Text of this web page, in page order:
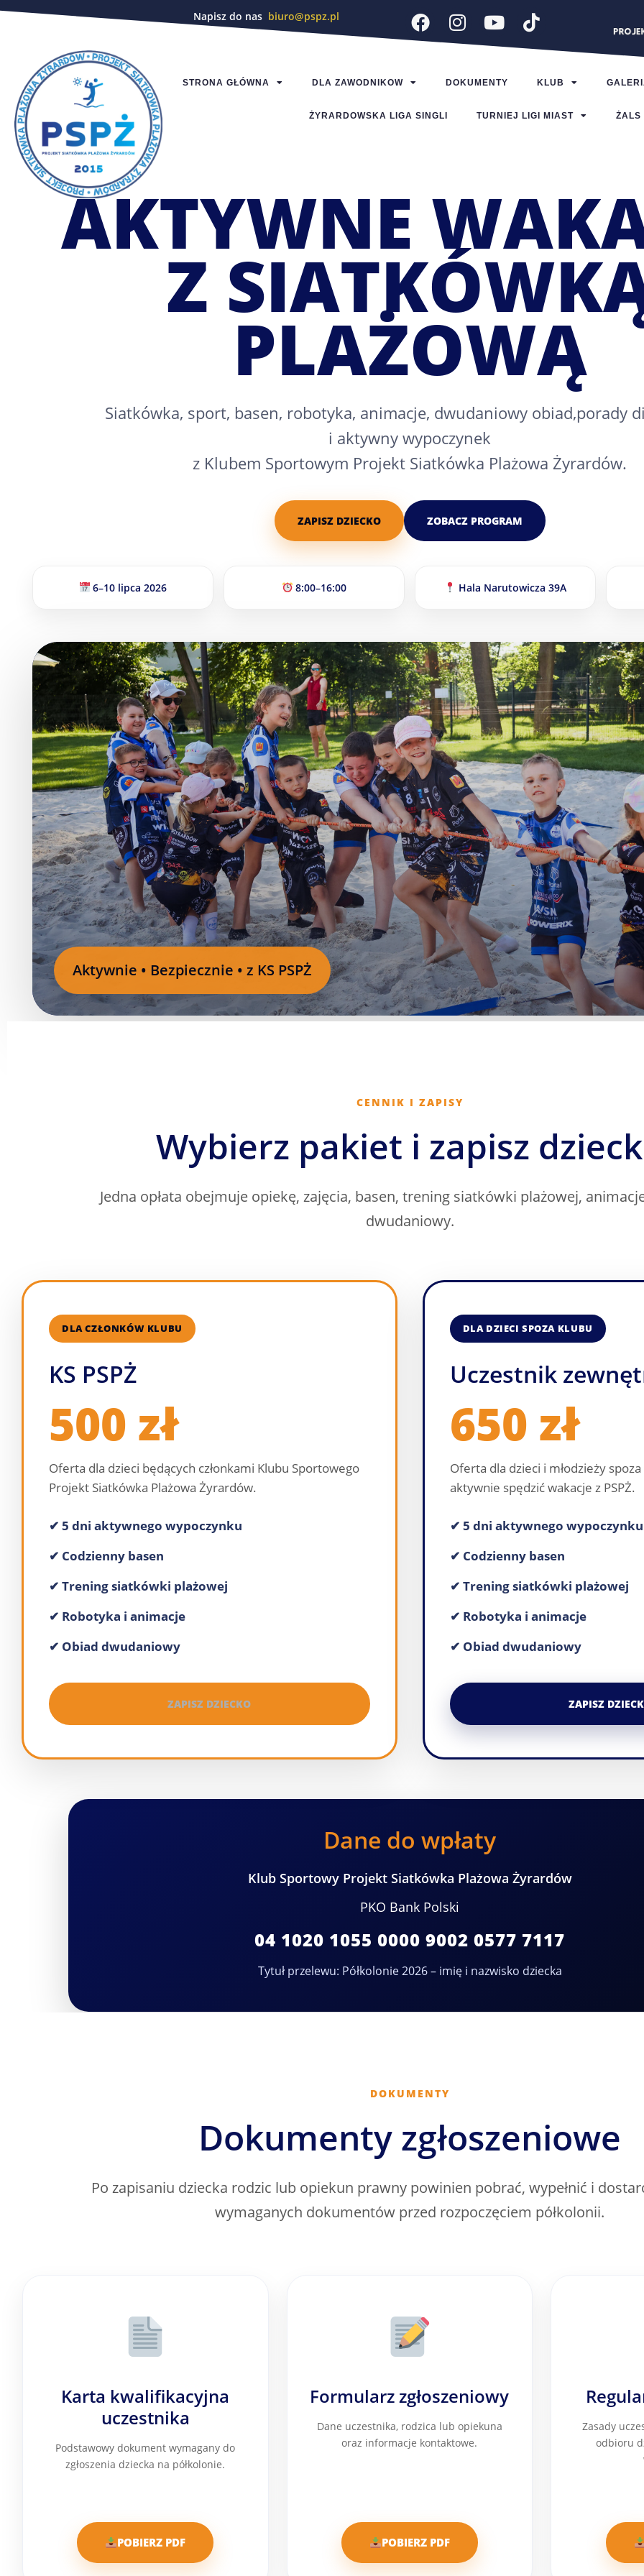
Napisz do nas biuro@pspz.pl
STRONA GŁÓWNA DLA ZAWODNIKOW DOKUMENTY KLUB
ŻYRARDOWSKA LIGA SINGLI TURNIEJ LIGI MIAST ŻALS
AKTYWNE
Z
PLAŻOWĄ
Siatkówka, sport, basen, robotyka, animacje, dwudaniowy obiad,porady
i aktywny wypoczynek
z Klubem Sportowym Projekt Siatkówka Plażowa Żyrardów.
ZAPISZ DZIECKO ZOBACZ PROGRAM
6–10 lipca 2026 8:00–16:00 Hala Narutowicza 39A
Aktywnie • Bezpiecznie • z KS PSPŻ
CENNIK I ZAPISY
Wybierz pakiet i zapisz
Jedna opłata obejmuje opiekę, zajęcia, basen, trening siatkówki plażowej,
dwudaniowy.
DLA CZŁONKÓW KLUBU
KS PSPŻ
500 zł
Oferta dla dzieci będących członkami Klubu Sportowego
Projekt Siatkówka Plażowa Żyrardów.
✔ 5 dni aktywnego wypoczynku
✔ Codzienny basen
✔ Trening siatkówki plażowej
✔ Robotyka i animacje
✔ Obiad dwudaniowy
ZAPISZ DZIECKO
DLA DZIECI SPOZA KLUBU
Uczestnik
650 zł
Oferta dla dzieci i młodzieży
aktywnie spędzić wakacje z PSPŻ.
✔ 5 dni aktywnego wypoczynku
✔ Codzienny basen
✔ Trening siatkówki plażowej
✔ Robotyka i animacje
✔ Obiad dwudaniowy
ZAPISZ
Dane do wpłaty
Klub Sportowy Projekt Siatkówka Plażowa Żyrardów
PKO Bank Polski
04 1020 1055 0000 9002 0577 7117
Tytuł przelewu: Półkolonie 2026 – imię i nazwisko dziecka
DOKUMENTY
Dokumenty zgłoszeniowe
Po zapisaniu dziecka rodzic lub opiekun prawny powinien pobrać, wypełnić i
wymaganych dokumentów przed rozpoczęciem półkolonii.
Karta kwalifikacyjna
uczestnika
Podstawowy dokument wymagany do
zgłoszenia dziecka na półkolonie.
POBIERZ PDF
Formularz zgłoszeniowy
Dane uczestnika, rodzica lub opiekuna
oraz informacje kontaktowe.
POBIERZ PDF
Zasady
odbioru